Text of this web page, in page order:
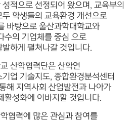
적으로 선정되어 왔으며, 교육부의
학생들의 교육환경 개선으로
바탕으로 울산과학대학교와
수의 기업체를 중심 으로
하게 펼쳐나갈 것입니다.
산학협력단은 산학연
업 기술지도, 종합환경분석센터
해 지역사회 산업발전과 나아가
활성화에 이바지할 것입니다.
협력에 많은 관심과 참여를